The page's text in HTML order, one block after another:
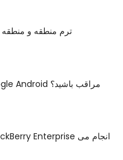
ترم منطقه و
چرا باید درباره Google Android مراقب باشید؟